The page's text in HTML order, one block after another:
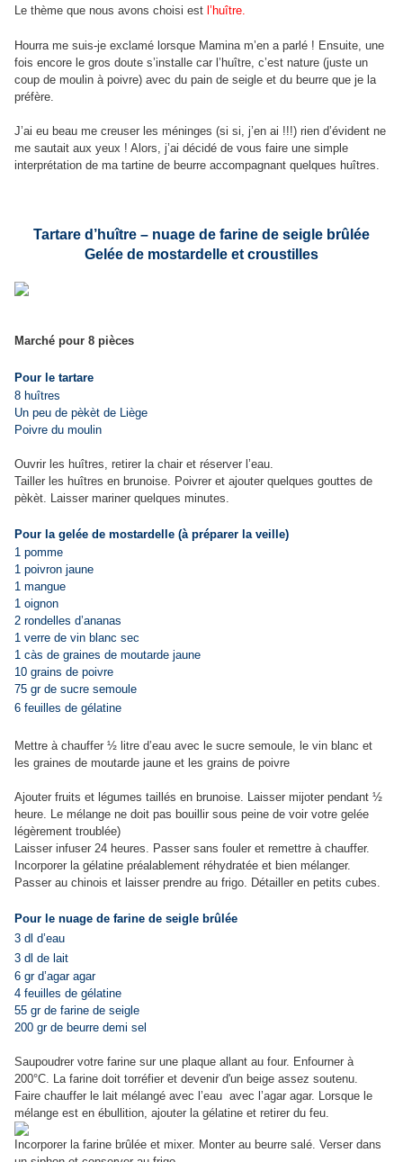
Le thème que nous avons choisi est l’huître.
Hourra me suis-je exclamé lorsque Mamina m’en a parlé ! Ensuite, une
fois encore le gros doute s’installe car l’huître, c’est nature (juste un
coup de moulin à poivre) avec du pain de seigle et du beurre que je la
préfère.
J’ai eu beau me creuser les méninges (si si, j’en ai !!!) rien d’évident ne
me sautait aux yeux ! Alors, j’ai décidé de vous faire une simple
interprétation de ma tartine de beurre accompagnant quelques huîtres.
Tartare d’huître – nuage de farine de seigle brûlée
Gelée de mostardelle et croustilles
Marché pour 8 pièces
Pour le tartare
8 huîtres
Un peu de pèkèt de Liège
Poivre du moulin
Ouvrir les huîtres, retirer la chair et réserver l’eau.
Tailler les huîtres en brunoise. Poivrer et ajouter quelques gouttes de
pèkèt. Laisser mariner quelques minutes.
Pour la gelée de mostardelle (à préparer la veille)
1 pomme
1 poivron jaune
1 mangue
1 oignon
2 rondelles d’ananas
1 verre de vin blanc sec
1 càs de graines de moutarde jaune
10 grains de poivre
75 gr de sucre semoule
6 feuilles de gélatine
Mettre à chauffer ½ litre d’eau avec le sucre semoule, le vin blanc et
les graines de moutarde jaune et les grains de poivre
Ajouter fruits et légumes taillés en brunoise. Laisser mijoter pendant ½
heure. Le mélange ne doit pas bouillir sous peine de voir votre gelée
légèrement troublée)
Laisser infuser 24 heures. Passer sans fouler et remettre à chauffer.
Incorporer la gélatine préalablement réhydratée et bien mélanger.
Passer au chinois et laisser prendre au frigo. Détailler en petits cubes.
Pour le nuage de farine de seigle brûlée
3 dl d’eau
3 dl de lait
6 gr d’agar agar
4 feuilles de gélatine
55 gr de farine de seigle
200 gr de beurre demi sel
Saupoudrer votre farine sur une plaque allant au four. Enfourner à
200°C. La farine doit torréfier et devenir d'un beige assez soutenu.
Faire chauffer le lait mélangé avec l’eau avec l’agar agar. Lorsque le
mélange est en ébullition, ajouter la gélatine et retirer du feu.
Incorporer la farine brûlée et mixer. Monter au beurre salé. Verser dans